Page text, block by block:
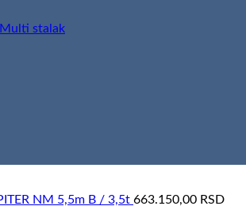
NM 5,5m B / 3,5t 663.150,00 RSD